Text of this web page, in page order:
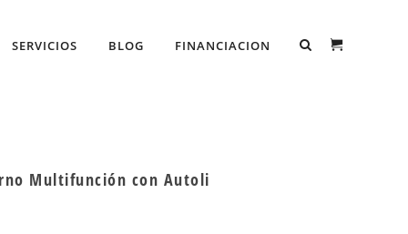
SERVICIOS BLOG FINANCIACION
Multifunción con Autoli